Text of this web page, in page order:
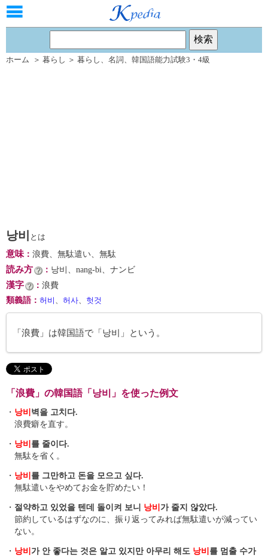
ホーム ＞ 暮らし ＞ 暮らし 、 名詞 、 韓国語能力試験3・4級
낭비 とは
意味： 浪費、無駄遣い、無駄
読み方 ： 낭비、nang-bi、ナンビ
漢字 ： 浪費
類義語 ： 허비 、 허사、 헛것
「浪費」は韓国語で「낭비」という。
「浪費」の韓国語「낭비」を使った例文
・ 낭비 벽을 고치다.
浪費癖を直す。
・ 낭비 를 줄이다.
無駄を省く。
・ 낭비 를 그만하고 돈을 모으고 싶다.
無駄遣いをやめてお金を貯めたい！
・ 절약하고 있었을 텐데 돌이켜 보니 낭비 가 줄지 않았다.
節約しているはずなのに、振り返ってみれば無駄遣いが減ってい
ない。
・ 낭비 가 안 좋다는 것은 알고 있지만 아무리 해도 낭비 를 멈출 수가